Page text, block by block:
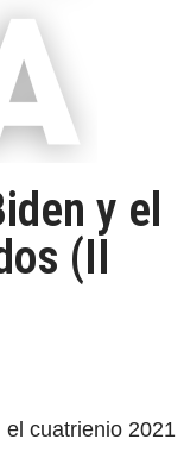
y el
(II
cuatrienio 2021